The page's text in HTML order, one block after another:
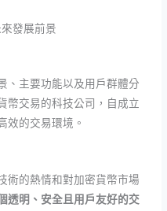
發展前景
、主要功能以及用戶群體分
幣交易的科技公司，自成立
效的交易環境。
術的熱情和對加密貨幣市場
透明、安全且用戶友好的交